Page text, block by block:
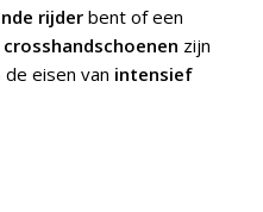
rijder bent of een
crosshandschoenen zijn
eisen van intensief